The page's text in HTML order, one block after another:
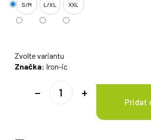
S/M L/XL XXL
Zvolte variantu
Značka: Iron-ic
+
−